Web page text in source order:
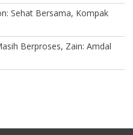
Sehat Bersama, Kompak
Berproses, Zain: Amdal